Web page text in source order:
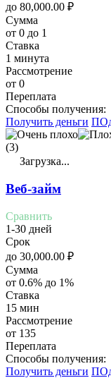
до 80,000.00 ₽
Сумма
от 0 до 1
Ставка
1 минута
Рассмотрение
от 0
Переплата
Cпособы получения:
Получить деньги
(3)
Загрузка...
Веб-займ
Сравнить
1-30 дней
Срок
до 30,000.00 ₽
Сумма
от 0.6% до 1%
Ставка
15 мин
Рассмотрение
от 135
Переплата
Cпособы получения:
Получить деньги